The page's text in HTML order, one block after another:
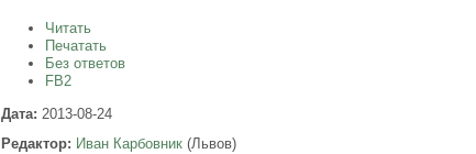
Читать
Печатать
Без ответов
FB2
Дата: 2013-08-24
Редактор: Иван Карбовник (Львов)